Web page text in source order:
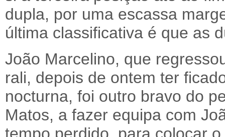
dupla, por uma escassa
última classificativa é que as
João Marcelino, que
rali, depois de ontem ter
nocturna, foi outro bravo do
Matos, a fazer equipa com